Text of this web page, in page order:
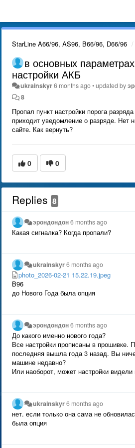
StarLine A66/96, AS96, B66/96, D66/96
в основных
настройки АКБ
ukrainskyr6 months ago•updated by
8
Пропал пункт настройки порога
приходит уведомление о разряде. Нет
сайте. Как вернуть?
0 0
Replies 8
эрондондон6 months ago
Какая сигналка? Когда пропали?
ukrainskyr6 months ago
photo_2026-02-21 15.22.19.jpeg
B96
до Нового Года была опция
эрондондон6 months ago
До какого именно нового года?
Все настройки прописаны в прошивке.
последняя вышла года 3 назад. Вы
машине недавно?
Или наоборот, может настройки
ukrainskyr6 months ago
нет. если только она сама не
была опция